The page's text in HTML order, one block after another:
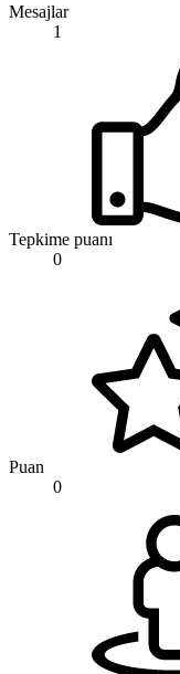
Mesajlar
1
Tepkime puanı
0
Puan
0